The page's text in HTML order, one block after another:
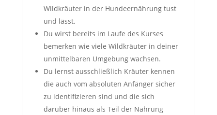
Wildkräuter in der Hundeernährung tust
und lässt.
Du wirst bereits im Laufe des Kurses
bemerken wie viele Wildkräuter in deiner
unmittelbaren Umgebung wachsen.
Du lernst ausschließlich Kräuter kennen
die auch vom absoluten Anfänger sicher
zu identifizieren sind und die sich
darüber hinaus als Teil der Nahrung